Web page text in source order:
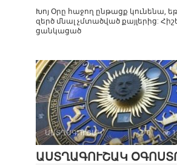
Խոյ Օրը հաջող ընթացք կունենա,
զերծ մնալ չմտածված քայլերից:
ցանկացած
ԱՍՏՂԱԳՈՒՇԱԿ 0 1
ԱՍՏՂԱԳՈՒՇԱԿ